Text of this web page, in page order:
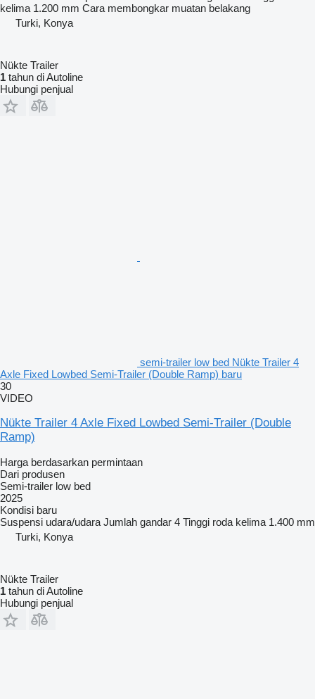
kelima 1.200 mm Cara membongkar muatan belakang
Turki, Konya
Nükte Trailer
1 tahun di Autoline
Hubungi penjual
semi-trailer low bed Nükte Trailer 4
Axle Fixed Lowbed Semi-Trailer (Double Ramp) baru
30
VIDEO
Nükte Trailer 4 Axle Fixed Lowbed Semi-Trailer (Double
Ramp)
Harga berdasarkan permintaan
Dari produsen
Semi-trailer low bed
2025
Kondisi baru
Suspensi udara/udara Jumlah gandar 4 Tinggi roda kelima 1.400 mm
Turki, Konya
Nükte Trailer
1 tahun di Autoline
Hubungi penjual